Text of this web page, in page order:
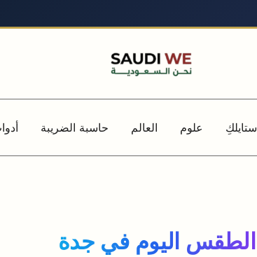
ستايلكِ علوم العالم حاسبة الضريبة
الطقس اليوم في جدة